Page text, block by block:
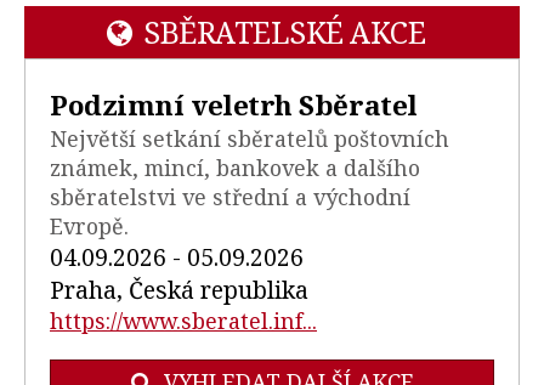
SBĚRATELSKÉ AKCE
Podzimní veletrh Sběratel
Největší setkání sběratelů poštovních
známek, mincí, bankovek a dalšího
sběratelstvi ve střední a východní
Evropě.
04.09.2026 - 05.09.2026
Praha, Česká republika
https://www.sberatel.inf...